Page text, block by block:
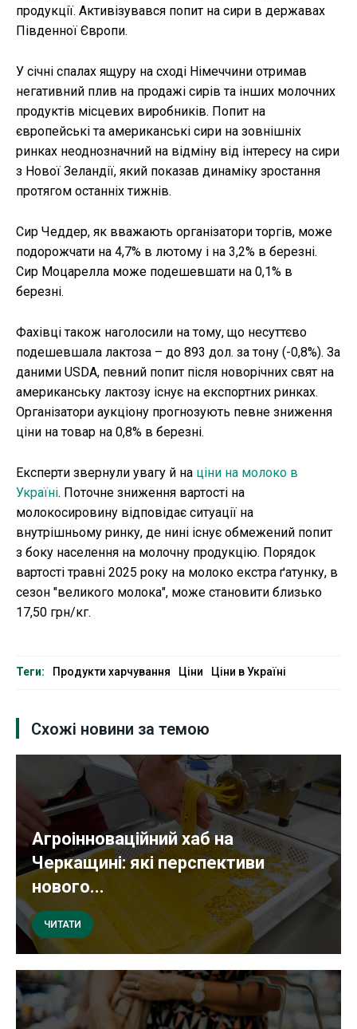
продукції. Активізувався попит на сири в державах
Південної Європи.
У січні спалах ящуру на сході Німеччини отримав
негативний плив на продажі сирів та інших молочних
продуктів місцевих виробників. Попит на
європейські та американські сири на зовнішніх
ринках неоднозначний на відміну від інтересу на сири
з Нової Зеландії, який показав динаміку зростання
протягом останніх тижнів.
Сир Чеддер, як вважають організатори торгів, може
подорожчати на 4,7% в лютому і на 3,2% в березні.
Сир Моцарелла може подешевшати на 0,1% в
березні.
Фахівці також наголосили на тому, що несуттєво
подешевшала лактоза – до 893 дол. за тону (-0,8%). За
даними USDA, певний попит після новорічних свят на
американську лактозу існує на експортних ринках.
Організатори аукціону прогнозують певне зниження
ціни на товар на 0,8% в березні.
Експерти звернули увагу й на ціни на молоко в
Україні. Поточне зниження вартості на
молокосировину відповідає ситуації на
внутрішньому ринку, де нині існує обмежений попит
з боку населення на молочну продукцію. Порядок
вартості травні 2025 року на молоко екстра ґатунку, в
сезон "великого молока", може становити близько
17,50 грн/кг.
Теги: Продукти харчування Ціни Ціни в Україні
Схожі новини за темою
Агроінноваційний хаб на
Черкащині: які перспективи
нового...
ЧИТАТИ